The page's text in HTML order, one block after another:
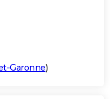
Garonne)